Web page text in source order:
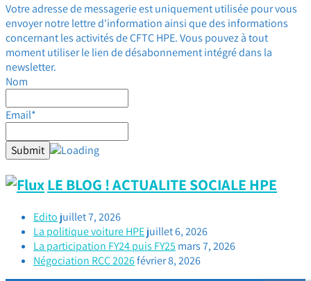
Votre adresse de messagerie est uniquement utilisée pour vous
envoyer notre lettre d'information ainsi que des informations
concernant les activités de CFTC HPE. Vous pouvez à tout
moment utiliser le lien de désabonnement intégré dans la
newsletter.
Nom
Email*
LE BLOG ! ACTUALITE SOCIALE HPE
Edito juillet 7, 2026
La politique voiture HPEjuillet 6, 2026
La participation FY24 puis FY25 mars 7, 2026
Négociation RCC 2026février 8, 2026